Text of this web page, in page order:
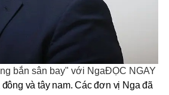
bắn sân bay" với NgaĐỌC NGAY
và tây nam. Các đơn vị Nga đã